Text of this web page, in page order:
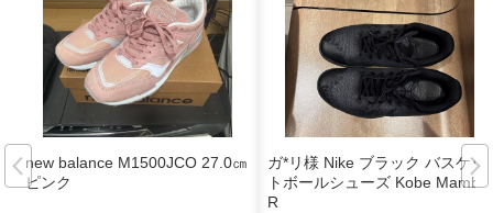
new balance M1500JCO 27.0㎝
ピンク
ガ*リ様 Nike ブラック バスケッ
トボールシューズ Kobe Mamba
R